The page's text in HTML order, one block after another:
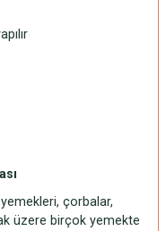
çorbalar,
üzere birçok yemekte